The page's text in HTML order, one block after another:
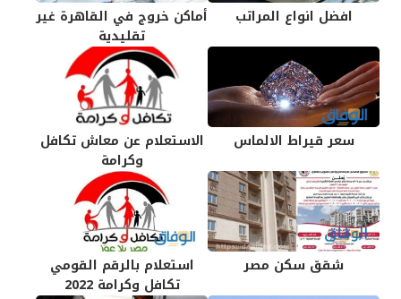
افضل انواع المراتب
أماكن خروج في القاهرة غير
تقليدية
سعر قيراط الالماس
الاستعلام عن معاش تكافل
وكرامة
شقق سكن مصر
استعلام بالرقم القومي
تكافل وكرامة 2022